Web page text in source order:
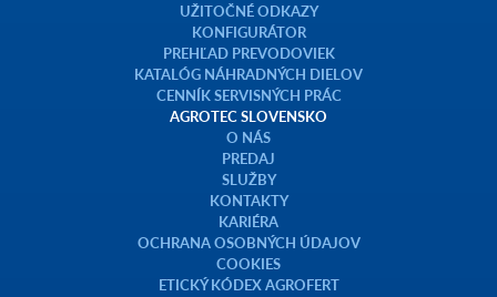
UŽITOČNÉ ODKAZY
KONFIGURÁTOR
PREHĽAD PREVODOVIEK
KATALÓG NÁHRADNÝCH DIELOV
CENNÍK SERVISNÝCH PRÁC
AGROTEC SLOVENSKO
O NÁS
PREDAJ
SLUŽBY
KONTAKTY
KARIÉRA
OCHRANA OSOBNÝCH ÚDAJOV
COOKIES
ETICKÝ KÓDEX AGROFERT